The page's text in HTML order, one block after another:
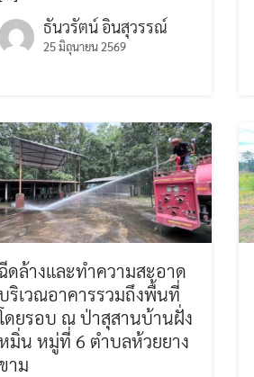
Search
for:
ธันวรัตน์ อินสุวรรณ์
25 มิถุนายน 2569
ดล้างและทำความสะอาด
ริเวณอาคารรวมถึงพื้นที่
ดยรอบ ณ ป่าสุสานบ้านฝั่ง
มิ่น หมู่ที่ 6 ตำบลห้วยยาง
าม